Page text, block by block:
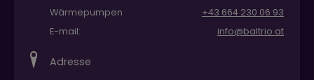
Wärmepumpen
+43 664 230 06 93
E-mail:
info@baltrio.at
Adresse